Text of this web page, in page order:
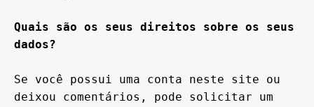
Quais são os seus direitos sobre os seus
dados?
Se você possui uma conta neste site ou
deixou comentários, pode solicitar um